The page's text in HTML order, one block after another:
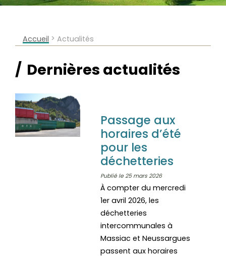
Accueil > Actualités
Dernières actualités
Passage aux
horaires d’été
pour les
déchetteries
Publié le 25 mars 2026
À compter du mercredi
1er avril 2026, les
déchetteries
intercommunales à
Massiac et Neussargues
passent aux horaires